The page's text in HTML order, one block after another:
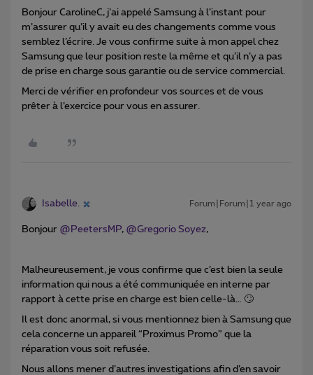
Bonjour CarolineC, j’ai appelé Samsung à l’instant pour
m’assurer qu’il y avait eu des changements comme vous
semblez l’écrire. Je vous confirme suite à mon appel chez
Samsung que leur position reste la même et qu’il n’y a pas
de prise en charge sous garantie ou de service commercial.
Merci de vérifier en profondeur vos sources et de vous
prêter à l’exercice pour vous en assurer.
Isabelle. Forum|Forum|1 year ago
Bonjour ​ @PeetersMP, ​ @Gregorio Soyez,
Malheureusement, je vous confirme que c’est bien la seule
information qui nous a été communiquée en interne par
rapport à cette prise en charge est bien celle-là… 🙄
Il est donc anormal, si vous mentionnez bien à Samsung que
cela concerne un appareil “Proximus Promo” que la
réparation vous soit refusée.
Nous allons mener d’autres investigations afin d’en savoir